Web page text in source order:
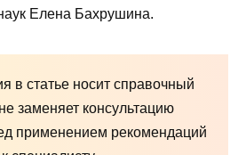
Елена Бахрушина.
в статье носит справочный
заменяет консультацию
применением рекомендаций